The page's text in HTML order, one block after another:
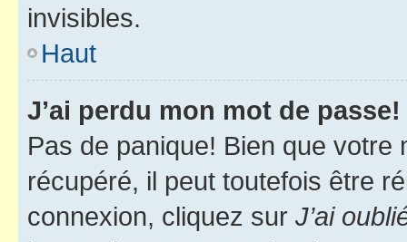
invisibles.
Haut
J’ai perdu mon mot de passe!
Pas de panique! Bien que
récupéré, il peut toutefois être
connexion, cliquez sur J’ai